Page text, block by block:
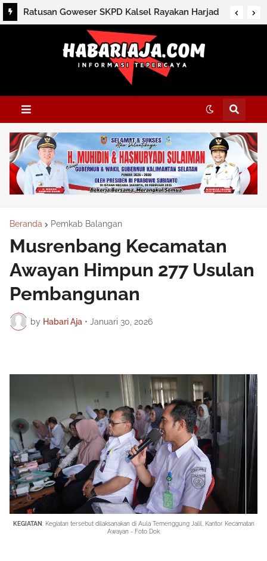
Ratusan Goweser SKPD Kalsel Rayakan Harjad
ke-76 dan HUT ke-81 RI
Beranda Pemkab Balangan
Musrenbang Kecamatan
Awayan Himpun 277 Usulan
Pembangunan
by Habari Aja • Januari 30, 2026
KEGIATAN: Kegiatan tersebut dilaksanakan di Aula Temenggung Jalil, Kantor Kecamatan
Awayan - Foto Dok